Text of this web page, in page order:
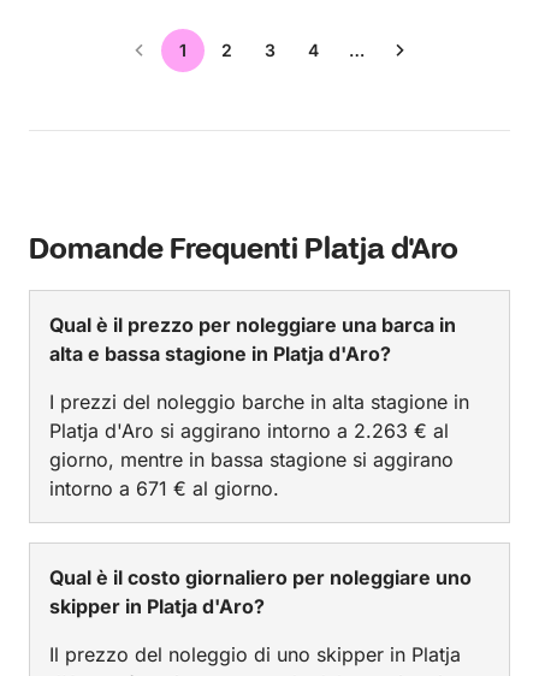
1 2 3 4 …
Domande Frequenti Platja d'Aro
Qual è il prezzo per noleggiare una barca in
alta e bassa stagione in Platja d'Aro?
I prezzi del noleggio barche in alta stagione in
Platja d'Aro si aggirano intorno a 2.263 € al
giorno, mentre in bassa stagione si aggirano
intorno a 671 € al giorno.
Qual è il costo giornaliero per noleggiare uno
skipper in Platja d'Aro?
Il prezzo del noleggio di uno skipper in Platja